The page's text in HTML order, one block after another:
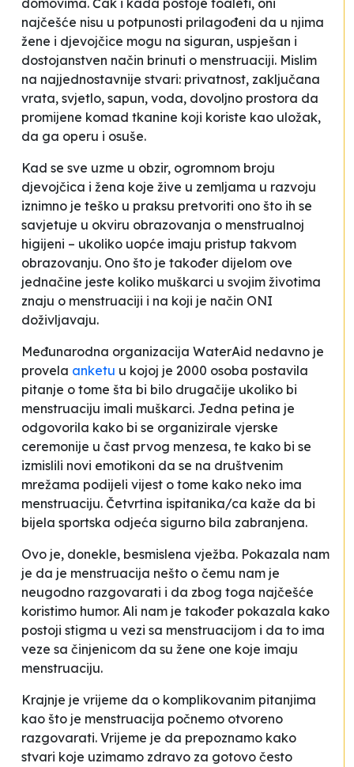
domovima. Čak i kada postoje toaleti, oni
najčešće nisu u potpunosti prilagođeni da u njima
žene i djevojčice mogu na siguran, uspješan i
dostojanstven način brinuti o menstruaciji. Mislim
na najjednostavnije stvari: privatnost, zaključana
vrata, svjetlo, sapun, voda, dovoljno prostora da
promijene komad tkanine koji koriste kao uložak,
da ga operu i osuše.
Kad se sve uzme u obzir, ogromnom broju
djevojčica i žena koje žive u zemljama u razvoju
iznimno je teško u praksu pretvoriti ono što ih se
savjetuje u okviru obrazovanja o menstrualnoj
higijeni – ukoliko uopće imaju pristup takvom
obrazovanju. Ono što je također dijelom ove
jednačine jeste koliko muškarci u svojim životima
znaju o menstruaciji i na koji je način ONI
doživljavaju.
Međunarodna organizacija WaterAid nedavno je
provela anketu u kojoj je 2000 osoba postavila
pitanje o tome šta bi bilo drugačije ukoliko bi
menstruaciju imali muškarci. Jedna petina je
odgovorila kako bi se organizirale vjerske
ceremonije u čast prvog menzesa, te kako bi se
izmislili novi emotikoni da se na društvenim
mrežama podijeli vijest o tome kako neko ima
menstruaciju. Četvrtina ispitanika/ca kaže da bi
bijela sportska odjeća sigurno bila zabranjena.
Ovo je, donekle, besmislena vježba. Pokazala nam
je da je menstruacija nešto o čemu nam je
neugodno razgovarati i da zbog toga najčešće
koristimo humor. Ali nam je također pokazala kako
postoji stigma u vezi sa menstruacijom i da to ima
veze sa činjenicom da su žene one koje imaju
menstruaciju.
Krajnje je vrijeme da o komplikovanim pitanjima
kao što je menstruacija počnemo otvoreno
razgovarati. Vrijeme je da prepoznamo kako
stvari koje uzimamo zdravo za gotovo često